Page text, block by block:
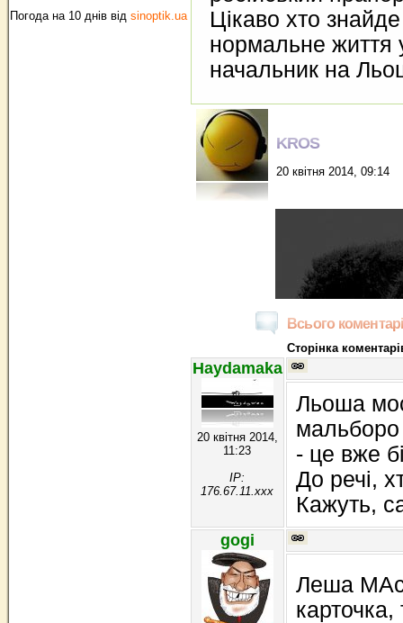
Погода на 10 днів відsinoptik.ua
Цікаво хто
нормальне життя
начальник на
KROS
20 квітня 2014, 09:14
Всього
Сторінка
Haydamaka
20 квітня 2014,
11:23
IP:
176.67.11.xxx
Льоша
- це вже
До речі,
Кажуть,
gogi
Леша